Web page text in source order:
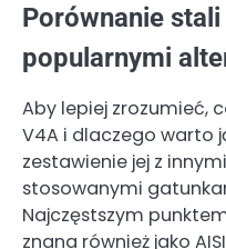
Porównanie
popularnymi
Aby lepiej zrozumieć,
V4A i dlaczego warto
zestawienie jej z
stosowanymi
Najczęstszym
znana również jako